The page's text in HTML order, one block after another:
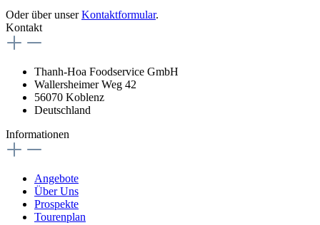
Oder über unserKontaktformular.
Kontakt
Thanh-Hoa Foodservice GmbH
Wallersheimer Weg 42
56070 Koblenz
Deutschland
Informationen
Angebote
Über Uns
Prospekte
Tourenplan